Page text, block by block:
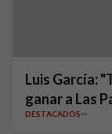
Luis García:
ganar a Las
DESTACADOS